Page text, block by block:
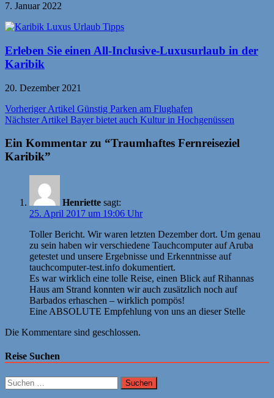
7. Januar 2022
Erleben Sie einen All-Inclusive-Luxusurlaub in der
Karibik
20. Dezember 2021
Beitragsnavigation
Vorheriger Artikel Günstig Parken am Flughafen
Nächster Artikel Bayer bietet auch Kultur in Hochgenüssen
Ein Kommentar zu “Traumhaftes Fernreiseziel
Karibik”
Henriette sagt:
25. April 2017 um 19:06 Uhr
Toller Bericht. Wir waren letzten Dezember dort. Um genau
zu sein haben wir verschiedene Tauchcomputer auf Aruba
getestet und unsere Ergebnisse und Erkenntnisse auf
tauchcomputer-test.info dokumentiert.
Es war wirklich eine tolle Reise, einen Blick auf Rihannas
Haus am Strand konnten wir auch zusätzlich noch auf
Barbados erhaschen – wirklich pompös!
Eine ABSOLUTE Empfehlung von uns an dieser Stelle
Die Kommentare sind geschlossen.
Reise Suchen
Suchen
nach: